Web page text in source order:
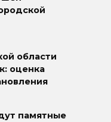
области
оценка
памятные